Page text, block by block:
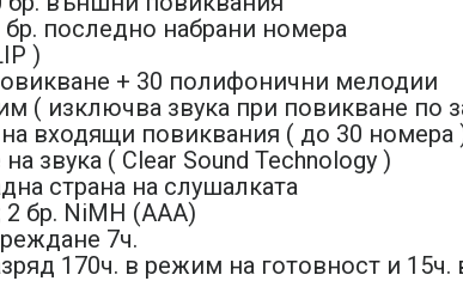
бр. последно набрани номера
)
+ 30 полифонични мелодии
( изключва звука при повикване по
входящи повиквания ( до 30 номера
звука ( Clear Sound Technology )
страна на слушалката
2 бр. NiMH (AAA)
7ч.
170ч. в режим на готовност и